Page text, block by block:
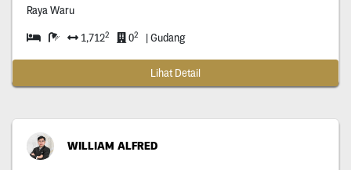
Raya Waru
1,7122 02 | Gudang
Lihat Detail
WILLIAM ALFRED